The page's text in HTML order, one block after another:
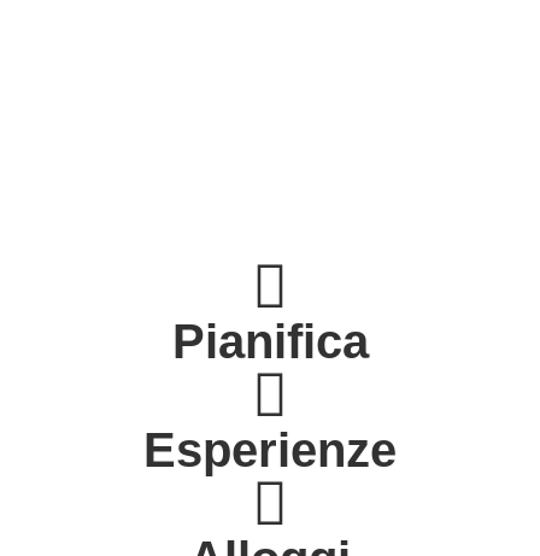
Pianifica
Esperienze